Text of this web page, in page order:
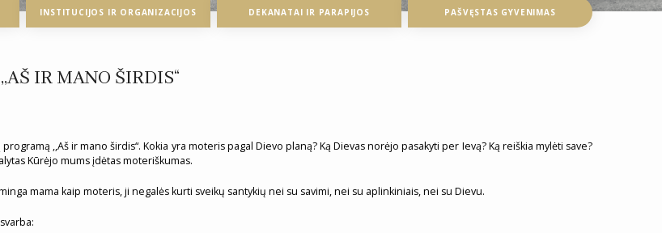
INSTITUCIJOS IR ORGANIZACIJOS DEKANATAI IR PARAPIJOS PAŠVĘSTAS GYVENIMAS
IR MANO ŠIRDIS“
,,Aš ir mano širdis“. Kokia yra moteris pagal Dievo planą? Ką Dievas norėjo pasakyti per Ievą? Ką reiškia mylėti save?
Kūrėjo mums įdėtas moteriškumas.
mama kaip moteris, ji negalės kurti sveikų santykių nei su savimi, nei su aplinkiniais, nei su Dievu.